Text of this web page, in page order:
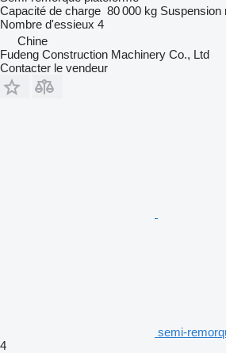
Capacité de charge 80 000 kg Suspension
Nombre d'essieux 4
Chine
Fudeng Construction Machinery Co., Ltd
Contacter le vendeur
semi-
4